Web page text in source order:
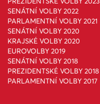
SENÁTNÍ VOLBY 2022
PARLAMENTNÍ VOLBY 2021
SENÁTNÍ VOLBY 2020
KRAJSKÉ VOLBY 2020
EUROVOLBY 2019
SENÁTNÍ VOLBY 2018
PREZIDENTSKÉ VOLBY 2018
PARLAMENTNÍ VOLBY 2017